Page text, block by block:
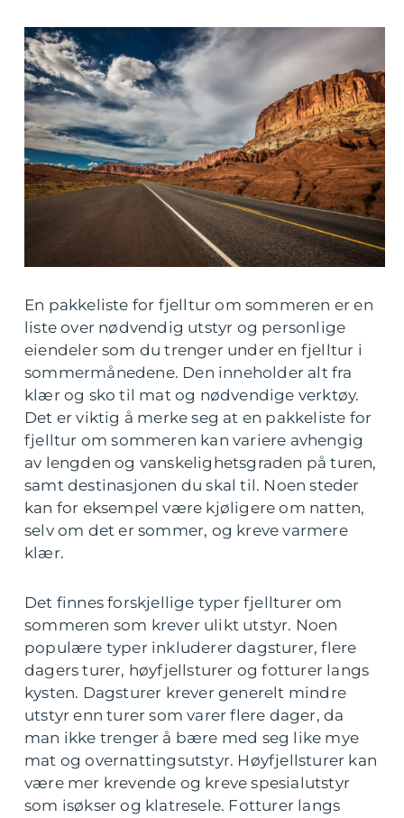
En pakkeliste for fjelltur om sommeren er en
liste over nødvendig utstyr og personlige
eiendeler som du trenger under en fjelltur i
sommermånedene. Den inneholder alt fra
klær og sko til mat og nødvendige verktøy.
Det er viktig å merke seg at en pakkeliste for
fjelltur om sommeren kan variere avhengig
av lengden og vanskelighetsgraden på turen,
samt destinasjonen du skal til. Noen steder
kan for eksempel være kjøligere om natten,
selv om det er sommer, og kreve varmere
klær.
Det finnes forskjellige typer fjellturer om
sommeren som krever ulikt utstyr. Noen
populære typer inkluderer dagsturer, flere
dagers turer, høyfjellsturer og fotturer langs
kysten. Dagsturer krever generelt mindre
utstyr enn turer som varer flere dager, da
man ikke trenger å bære med seg like mye
mat og overnattingsutstyr. Høyfjellsturer kan
være mer krevende og kreve spesialutstyr
som isøkser og klatresele. Fotturer langs